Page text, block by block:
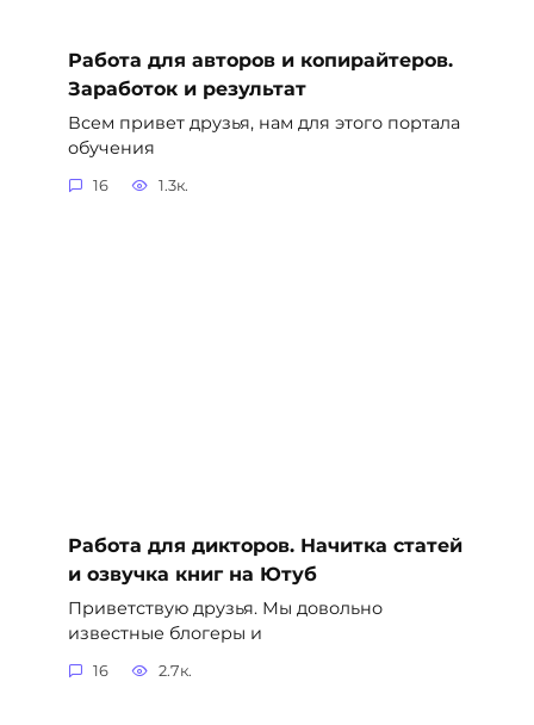
Работа для авторов и копирайтеров.
Заработок и результат
Всем привет друзья, нам для этого портала
обучения
16 1.3к.
Работа для дикторов. Начитка статей
и озвучка книг на Ютуб
Приветствую друзья. Мы довольно
известные блогеры и
16 2.7к.